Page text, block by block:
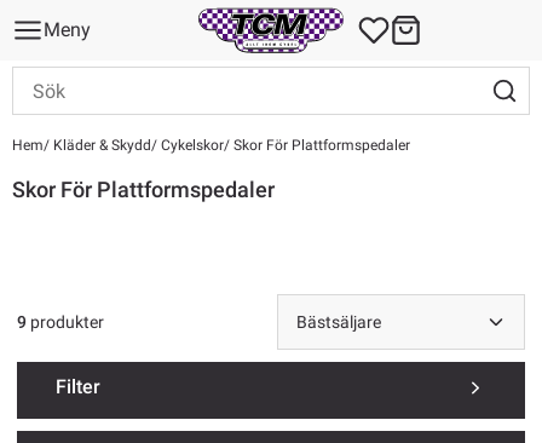
Meny
Hem Kläder & Skydd Cykelskor Skor För Plattformspedaler
Skor För Plattformspedaler
Filter
9 produkter